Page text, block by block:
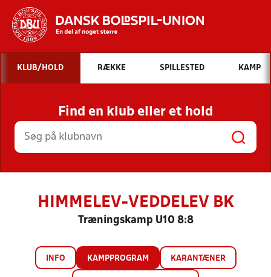
Hvad vil du søge efter?
INDHOLD OG NYHEDER
STILLINGER, RESULTATER, KLUBBER OG
HOLD
KLUB/HOLD RÆKKE SPILLESTED KAMP
Find en klub eller et hold
HIMMELEV-VEDDELEV BK
Træningskamp U10 8:8
INFO KAMPPROGRAM KARANTÆNER